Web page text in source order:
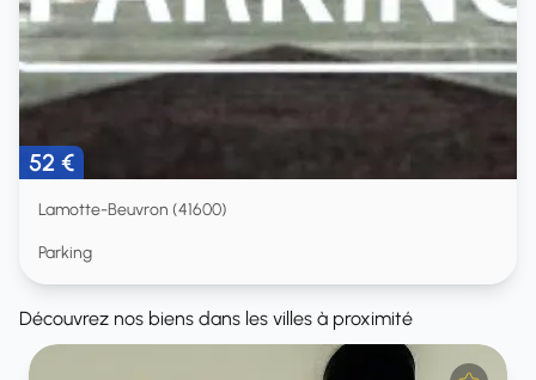
52 €
Lamotte-Beuvron (41600)
Parking
Découvrez nos biens dans les villes à proximité